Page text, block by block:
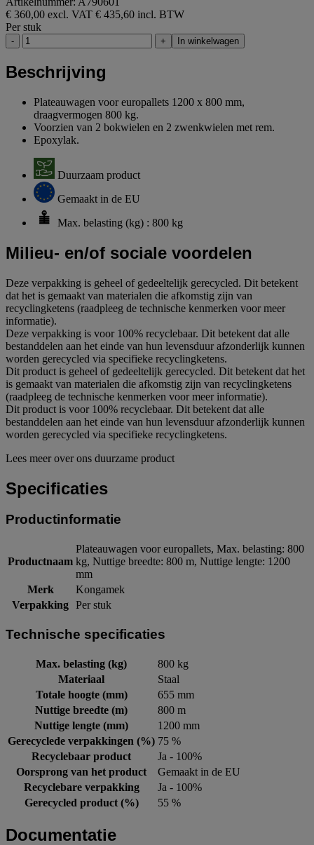
€ 360,00 excl. VAT € 435,60 incl. BTW
Per stuk
- + In winkelwagen
Beschrijving
Plateauwagen voor europallets 1200 x 800 mm,
draagvermogen 800 kg.
Voorzien van 2 bokwielen en 2 zwenkwielen met rem.
Epoxylak.
Duurzaam product
Gemaakt in de EU
Max. belasting (kg) : 800 kg
Milieu- en/of sociale voordelen
Deze verpakking is geheel of gedeeltelijk gerecycled. Dit betekent
dat het is gemaakt van materialen die afkomstig zijn van
recyclingketens (raadpleeg de technische kenmerken voor meer
informatie).
Deze verpakking is voor 100% recyclebaar. Dit betekent dat alle
bestanddelen aan het einde van hun levensduur afzonderlijk kunnen
worden gerecycled via specifieke recyclingketens.
Dit product is geheel of gedeeltelijk gerecycled. Dit betekent dat het
is gemaakt van materialen die afkomstig zijn van recyclingketens
(raadpleeg de technische kenmerken voor meer informatie).
Dit product is voor 100% recyclebaar. Dit betekent dat alle
bestanddelen aan het einde van hun levensduur afzonderlijk kunnen
worden gerecycled via specifieke recyclingketens.
Lees meer over ons duurzame product
Specificaties
Productinformatie
Productnaam
Plateauwagen voor europallets, Max. belasting: 800
kg, Nuttige breedte: 800 m, Nuttige lengte: 1200
mm
Merk
Kongamek
Verpakking Per stuk
Technische specificaties
Max. belasting (kg)
800 kg
Materiaal
Staal
Totale hoogte (mm)
655 mm
Nuttige breedte (m)
800 m
Nuttige lengte (mm)
1200 mm
Gerecyclede verpakkingen (%) 75 %
Recyclebaar product
Ja - 100%
Oorsprong van het product
Gemaakt in de EU
Recyclebare verpakking
Ja - 100%
Gerecycled product (%)
55 %
Documentatie